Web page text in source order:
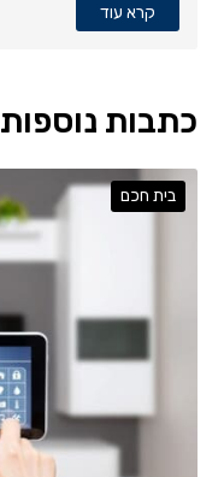
קרא עוד
כתבות נוספות
בית חכם